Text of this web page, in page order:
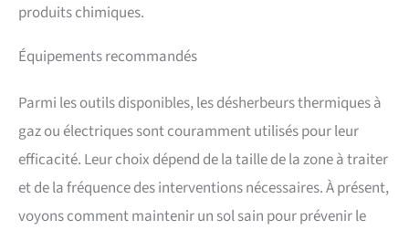
produits chimiques.
Équipements recommandés
Parmi les outils disponibles, les désherbeurs thermiques à
gaz ou électriques sont couramment utilisés pour leur
efficacité. Leur choix dépend de la taille de la zone à traiter
et de la fréquence des interventions nécessaires. À présent,
voyons comment maintenir un sol sain pour prévenir le